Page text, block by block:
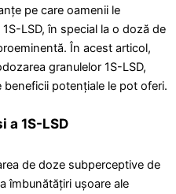
pe care oamenii le
LSD, în special la o doză de
În acest articol,
granulelor 1S-LSD,
potențiale le pot oferi.
a 1S-LSD
de doze subperceptive de
îmbunătățiri ușoare ale